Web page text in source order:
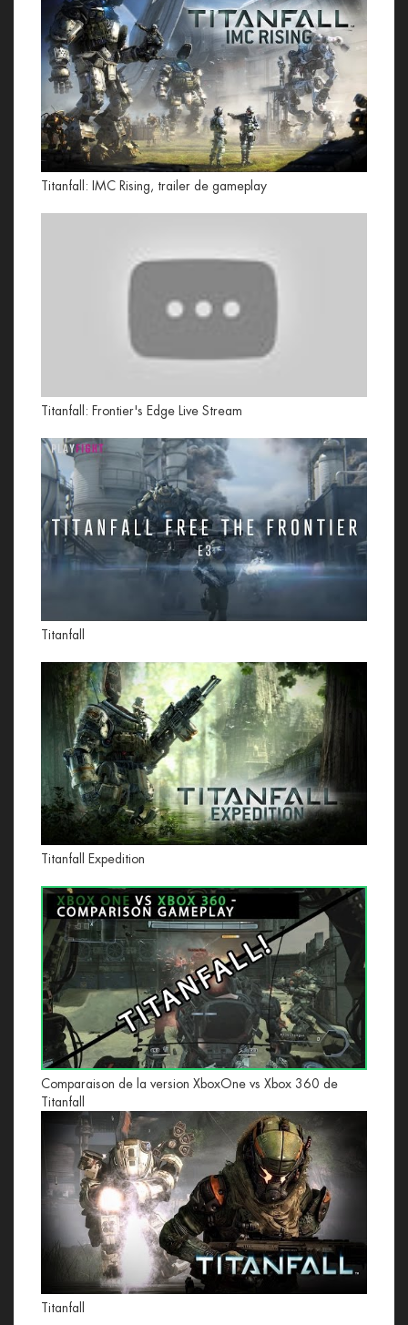
Titanfall: IMC Rising, trailer de gameplay
Titanfall: Frontier's Edge Live Stream
Titanfall
Titanfall Expedition
Comparaison de la version XboxOne vs Xbox 360 de
Titanfall
Titanfall